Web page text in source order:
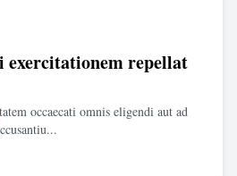
exercitationem repellat
occaecati omnis eligendi aut ad